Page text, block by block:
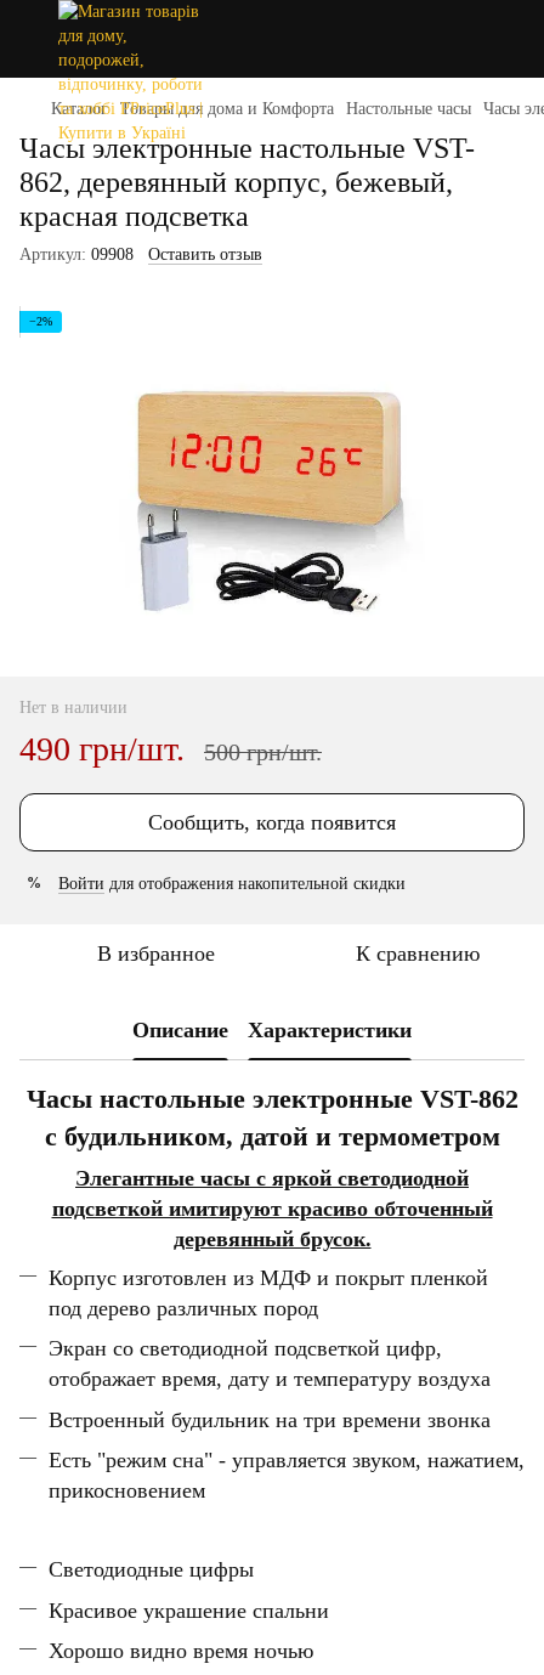
Каталог Товары для дома и Комфорта Настольные часы Часы
Часы электронные настольные VST-
862, деревянный корпус, бежевый,
красная подсветка
Артикул: 09908 Оставить отзыв
−2%
Нет в наличии
490 грн/шт. 500 грн/шт.
Сообщить, когда появится
% Войти для отображения накопительной скидки
В избранное К сравнению
Описание Характеристики
Часы настольные электронные VST-862
с будильником, датой и термометром
Элегантные часы с яркой светодиодной
подсветкой имитируют красиво обточенный
деревянный брусок.
Корпус изготовлен из МДФ и покрыт пленкой
под дерево различных пород
Экран со светодиодной подсветкой цифр,
отображает время, дату и температуру воздуха
Встроенный будильник на три времени звонка
Есть "режим сна" - управляется звуком, нажатием,
прикосновением
Светодиодные цифры
Красивое украшение спальни
Хорошо видно время ночью